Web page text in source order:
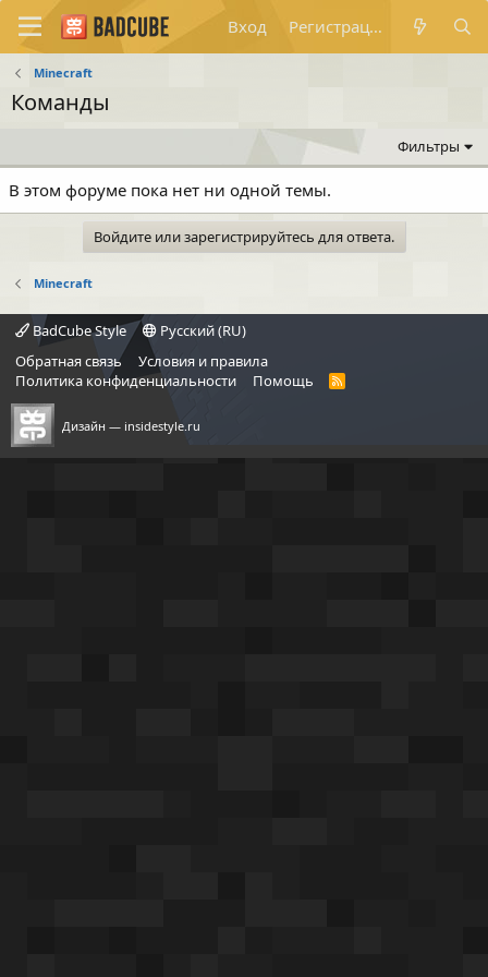
Вход Регистрация
Minecraft
Команды
Фильтры
В этом форуме пока нет ни одной темы.
Войдите или зарегистрируйтесь для ответа.
Minecraft
BadCube Style
Русский (RU)
Обратная связь
Условия и правила
Политика конфиденциальности
Помощь
R
Дизайн — insidestyle.ru